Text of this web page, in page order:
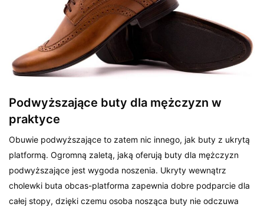
Podwyższające buty dla mężczyzn w
praktyce
Obuwie podwyższające to zatem nic innego, jak buty z ukrytą
platformą. Ogromną zaletą, jaką oferują buty dla mężczyzn
podwyższające jest wygoda noszenia. Ukryty wewnątrz
cholewki buta obcas-platforma zapewnia dobre podparcie dla
całej stopy, dzięki czemu osoba nosząca buty nie odczuwa